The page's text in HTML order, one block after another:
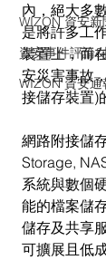
WIZON 資安新
資安事件評論
WIZON 資安通
內，絕大多
是將許多工
裝置上，而
安災害事故
接儲存裝置)
網路附接儲
Storage,
系統與數個
能的檔案儲
儲存及共享
可擴展且低